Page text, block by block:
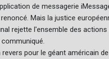
de messagerie
Mais la justice
rejette l'ensemble des
revers pour le géant américain